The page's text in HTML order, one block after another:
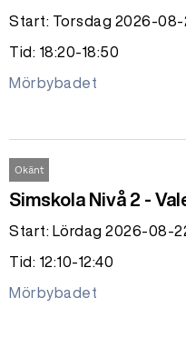
Start: Torsdag 2026-08-
Tid: 18:20-18:50
Mörbybadet
Okänt
Simskola Nivå 2 -
Start: Lördag 2026-08-
Tid: 12:10-12:40
Mörbybadet